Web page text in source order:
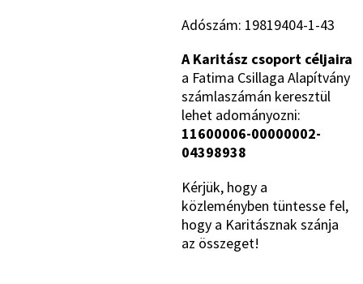
Adószám: 19819404-1-43
A Karitász csoport céljaira
a Fatima Csillaga Alapítvány
számlaszámán keresztül
lehet adományozni:
11600006-00000002-
04398938
Kérjük, hogy a
közleményben tüntesse fel,
hogy a Karitásznak szánja
az összeget!